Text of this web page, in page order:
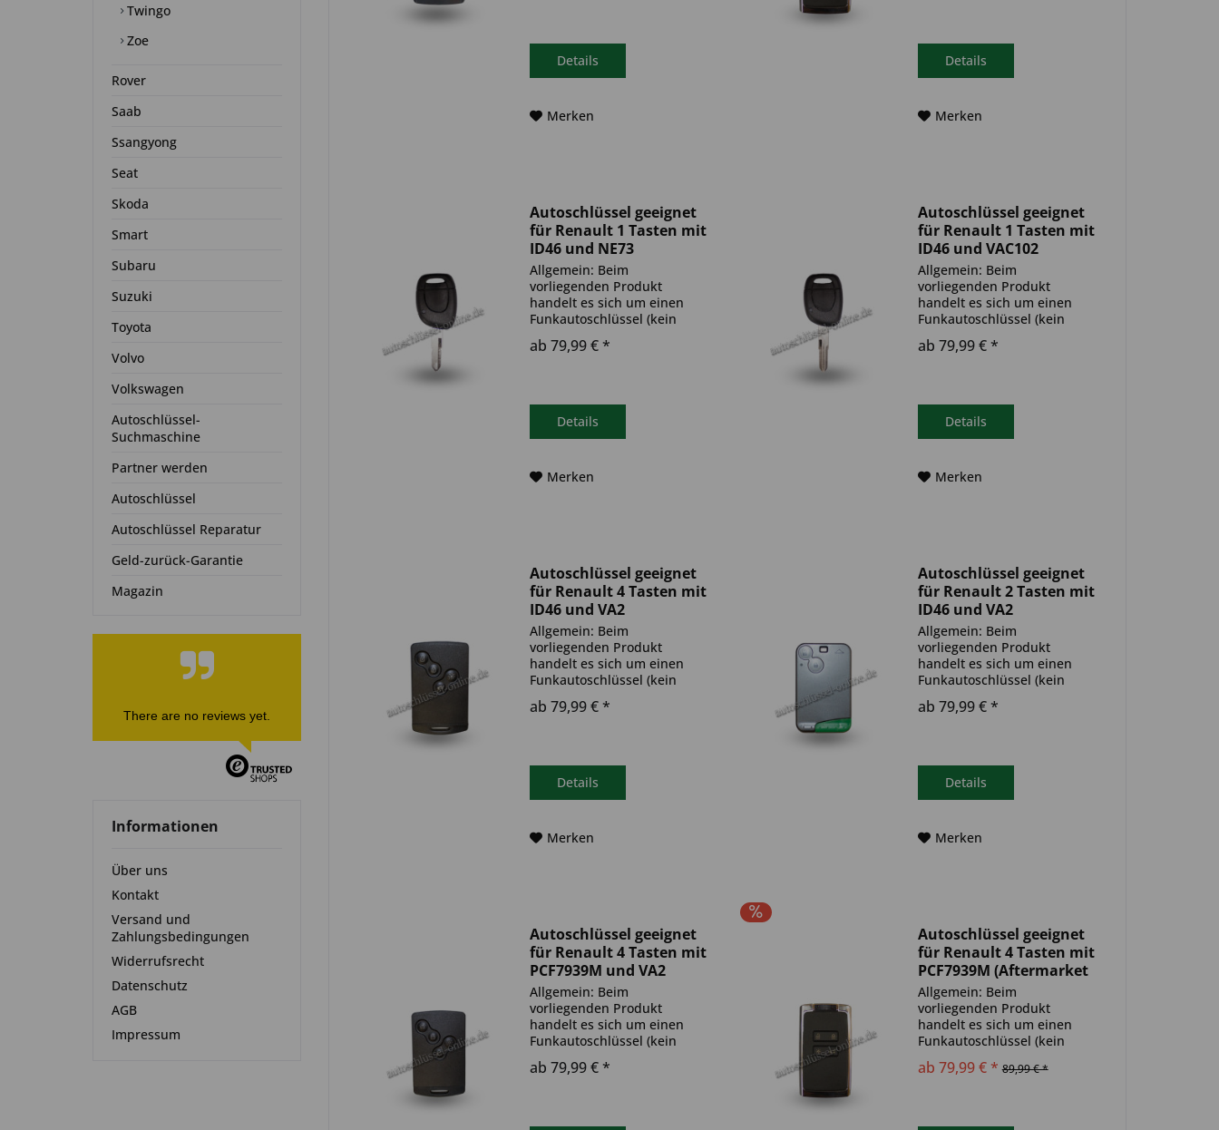
Twingo
Zoe
Rover
Saab
Ssangyong
Seat
Skoda
Smart
Subaru
Suzuki
Toyota
Volvo
Volkswagen
Autoschlüssel-
Suchmaschine
Partner werden
Autoschlüssel
Autoschlüssel Reparatur
Geld-zurück-Garantie
Magazin
There are no reviews yet.
Informationen
Über uns
Kontakt
Versand und
Zahlungsbedingungen
Widerrufsrecht
Datenschutz
AGB
Impressum
verbaut. Bitte achte darauf,
dass der Autoschlüssel
Details
Merken
verbaut. Bitte achte darauf,
dass der Autoschlüssel
Details
Merken
Autoschlüssel geeignet
für Renault 1 Tasten mit
ID46 und NE73
(Aftermarket Produkt)
Allgemein: Beim
vorliegenden Produkt
handelt es sich um einen
Funkautoschlüssel (kein
Original). Es ist eine
Wegfahrsperre
verbaut. Bitte achte darauf,
dass der Autoschlüssel
ab 79,99 € *
Details
Merken
Autoschlüssel geeignet
für Renault 1 Tasten mit
ID46 und VAC102
(Aftermarket Produkt)
Allgemein: Beim
vorliegenden Produkt
handelt es sich um einen
Funkautoschlüssel (kein
Original). Es ist eine
Wegfahrsperre
verbaut. Bitte achte darauf,
dass der Autoschlüssel
ab 79,99 € *
Details
Merken
Autoschlüssel geeignet
für Renault 4 Tasten mit
ID46 und VA2
(Aftermarket Produkt)
Allgemein: Beim
vorliegenden Produkt
handelt es sich um einen
Funkautoschlüssel (kein
Original). Es ist eine
Wegfahrsperre
verbaut. Bitte achte darauf,
dass der Autoschlüssel
ab 79,99 € *
Details
Merken
Autoschlüssel geeignet
für Renault 2 Tasten mit
ID46 und VA2
(Aftermarket Produkt)
Allgemein: Beim
vorliegenden Produkt
handelt es sich um einen
Funkautoschlüssel (kein
Original). Es ist eine
Wegfahrsperre
verbaut. Bitte achte darauf,
dass der Autoschlüssel
ab 79,99 € *
Details
Merken
Autoschlüssel geeignet
für Renault 4 Tasten mit
PCF7939M und VA2
Schaft (Aftermarket...
Allgemein: Beim
vorliegenden Produkt
handelt es sich um einen
Funkautoschlüssel (kein
Original). Es ist eine
Wegfahrsperre
verbaut. Bitte achte darauf,
ab 79,99 € *
Autoschlüssel geeignet
für Renault 4 Tasten mit
PCF7939M (Aftermarket
Produkt)
Allgemein: Beim
vorliegenden Produkt
handelt es sich um einen
Funkautoschlüssel (kein
Original). Es ist eine
Wegfahrsperre
verbaut. Bitte achte darauf,
ab 79,99 € * 89,99 € *